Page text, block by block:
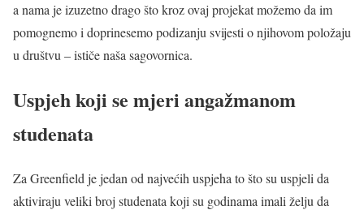
a nama je izuzetno drago što kroz ovaj projekat možemo da im
pomognemo i doprinesemo podizanju svijesti o njihovom položaju
u društvu – ističe naša sagovornica.
Uspjeh koji se mjeri angažmanom
studenata
Za Greenfield je jedan od najvećih uspjeha to što su uspjeli da
aktiviraju veliki broj studenata koji su godinama imali želju da